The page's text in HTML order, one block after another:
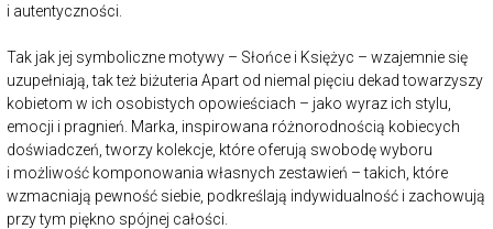
i autentyczności.
Tak jak jej symboliczne motywy – Słońce i Księżyc – wzajemnie się
uzupełniają, tak też biżuteria Apart od niemal pięciu dekad towarzyszy
kobietom w ich osobistych opowieściach – jako wyraz ich stylu,
emocji i pragnień. Marka, inspirowana różnorodnością kobiecych
doświadczeń, tworzy kolekcje, które oferują swobodę wyboru
i możliwość komponowania własnych zestawień – takich, które
wzmacniają pewność siebie, podkreślają indywidualność i zachowują
przy tym piękno spójnej całości.